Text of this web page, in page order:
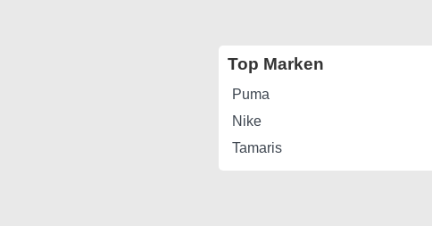
Top Marken
Puma
Nike
Tamaris